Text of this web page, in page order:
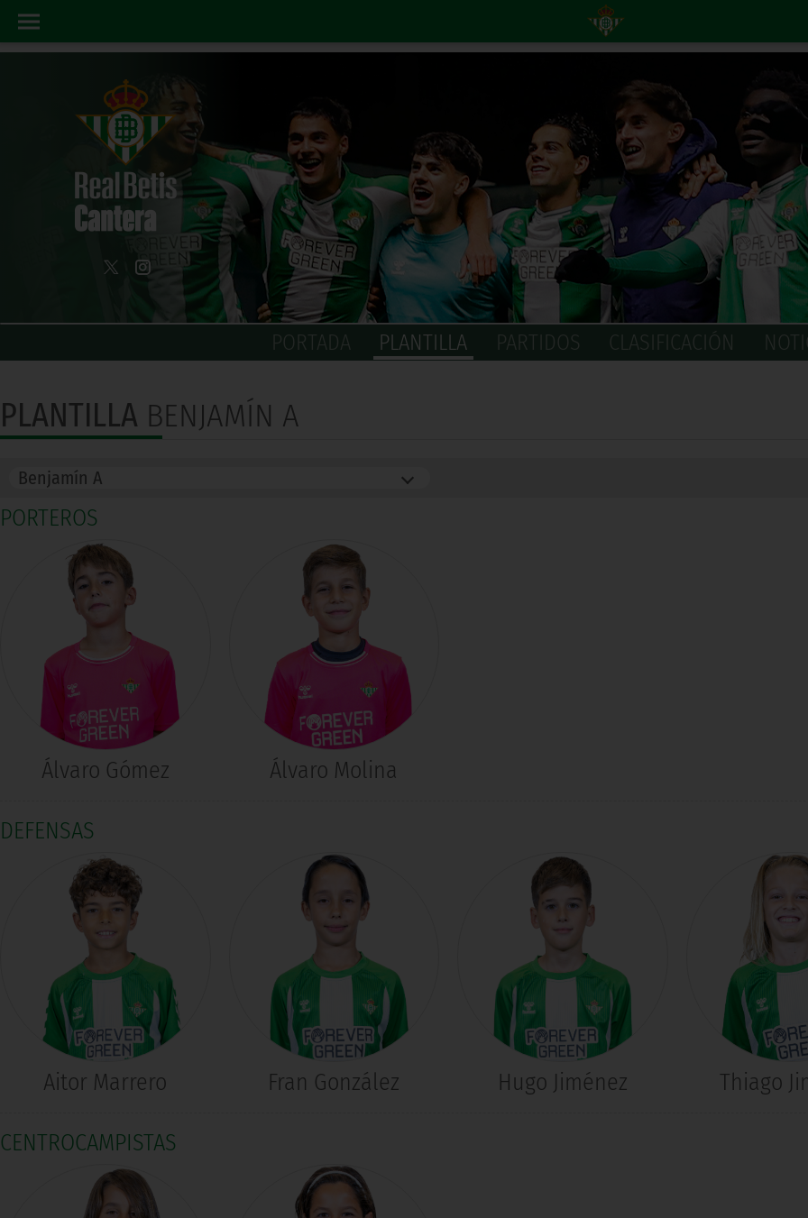
PORTADA PLANTILLA PARTIDOS CLASIFICACIÓN
PLANTILLA BENJAMÍN A
PORTEROS
Álvaro Gómez Álvaro Molina
DEFENSAS
Aitor Marrero Fran González Hugo Jiménez Thiago
CENTROCAMPISTAS